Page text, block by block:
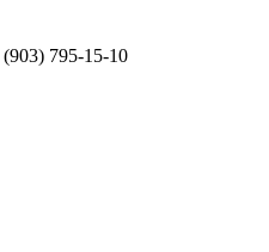
795-15-10